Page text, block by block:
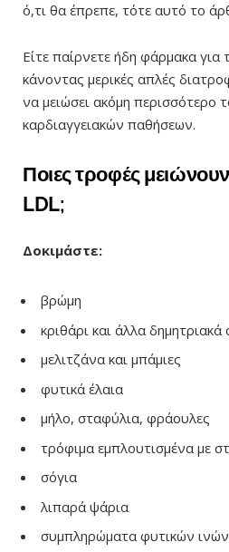
ό,τι θα έπρεπε, τότε αυτό το
Είτε παίρνετε ήδη φάρμακα για
κάνοντας μερικές απλές
να μειώσει ακόμη περισσότερο
καρδιαγγειακών παθήσεων.
Ποιες τροφές
LDL;
Δοκιμάστε:
βρώμη
κριθάρι και άλλα δημητριακά
μελιτζάνα και μπάμιες
φυτικά έλαια
μήλο, σταφύλια, φράουλες
τρόφιμα εμπλουτισμένα με
σόγια
λιπαρά ψάρια
συμπληρώματα φυτικών